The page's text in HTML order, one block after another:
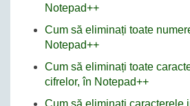
Notepad++
Cum să eliminați toate
Notepad++
Cum să eliminați toate
cifrelor, în Notepad++